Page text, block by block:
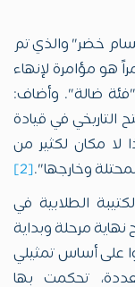
خضر" والذي تم
هو مؤامرة لإنهاء
ضالة". وأضاف:
التاريخي في قيادة
لا مكان لكثير من
وخارجها".[2]
الطلابية في
مرحلة وبداية
1,400 عضو اختيروا على أساس تمثيلي
تحكمت بها